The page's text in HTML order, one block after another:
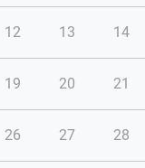
12 13 14
19 20 21
26 27 28